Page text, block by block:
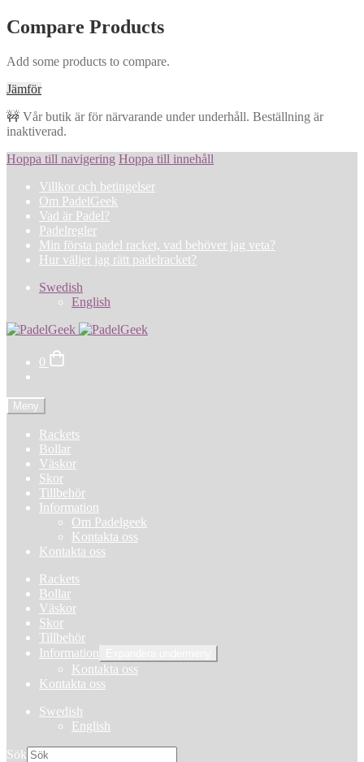
Compare Products
Add some products to compare.
Jämför
🚧 Vår butik är för närvarande under underhåll. Beställning är
inaktiverad.
Hoppa till navigering Hoppa till innehåll
Villkor och betingelser
Om PadelGeek
Vad är Padel?
Padelregler
Min första padel racket, vad behöver jag veta?
Hur väljer jag rätt padelracket?
Swedish
English
0
Meny
Rackets
Bollar
Väskor
Skor
Tillbehör
Information
Om Padelgeek
Kontakta oss
Kontakta oss
Rackets
Bollar
Väskor
Skor
Tillbehör
Information
Kontakta oss
Kontakta oss
Swedish
English
Sök